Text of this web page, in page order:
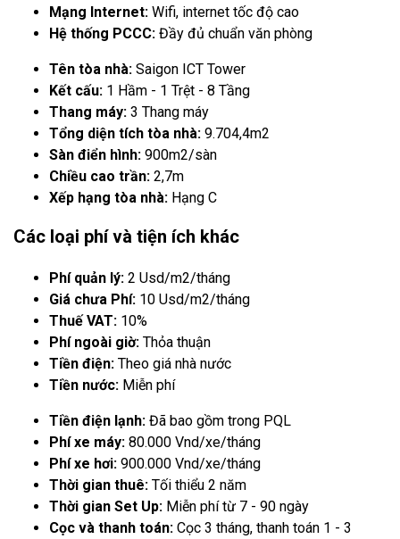
Mạng Internet: Wifi, internet tốc độ cao
Hệ thống PCCC: Đầy đủ chuẩn văn phòng
Tên tòa nhà: Saigon ICT Tower
Kết cấu: 1 Hầm - 1 Trệt - 8 Tầng
Thang máy: 3 Thang máy
Tổng diện tích tòa nhà: 9.704,4m2
Sàn điển hình: 900m2/sàn
Chiều cao trần: 2,7m
Xếp hạng tòa nhà: Hạng C
Các loại phí và tiện ích khác
Phí quản lý: 2 Usd/m2/tháng
Giá chưa Phí: 10 Usd/m2/tháng
Thuế VAT: 10%
Phí ngoài giờ: Thỏa thuận
Tiền điện: Theo giá nhà nước
Tiền nước: Miễn phí
Tiền điện lạnh: Đã bao gồm trong PQL
Phí xe máy: 80.000 Vnd/xe/tháng
Phí xe hơi: 900.000 Vnd/xe/tháng
Thời gian thuê: Tối thiểu 2 năm
Thời gian Set Up: Miễn phí từ 7 - 90 ngày
Cọc và thanh toán: Cọc 3 tháng, thanh toán 1 - 3